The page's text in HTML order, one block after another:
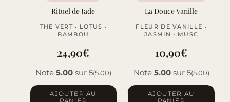
Rituel de Jade
THE VERT • LOTUS •
BAMBOU
24,90€
Note 5.00sur 5(5.00)
AJOUTER AU
La Douce Vanille
FLEUR DE VANILLE •
JASMIN • MUSC
10,90€
Note 5.00sur 5(5.00)
AJOUTER AU